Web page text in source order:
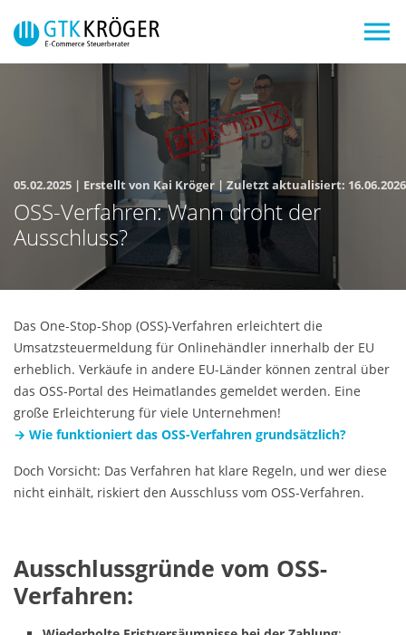
05.02.2025 | Erstellt von Kai Kröger | Zuletzt aktualisiert: 16.06.2026
OSS-Verfahren: Wann droht der
Ausschluss?
Das One-Stop-Shop (OSS)-Verfahren erleichtert die
Umsatzsteuermeldung für Onlinehändler innerhalb der EU
erheblich. Verkäufe in andere EU-Länder können zentral über
das OSS-Portal des Heimatlandes gemeldet werden. Eine
große Erleichterung für viele Unternehmen!
→ Wie funktioniert das OSS-Verfahren grundsätzlich?
Doch Vorsicht: Das Verfahren hat klare Regeln, und wer diese
nicht einhält, riskiert den Ausschluss vom OSS-Verfahren.
Ausschlussgründe vom OSS-
Verfahren: